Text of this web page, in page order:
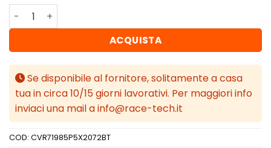
Concaver CVR7 19x8,5 ET20-45 BLANK Brushed
ACQUISTA
Se disponibile al fornitore, solitamente a casa
tua in circa 10/15 giorni lavorativi. Per maggiori info
inviaci una mail a info@race-tech.it
COD: CVR71985P5X2072BT